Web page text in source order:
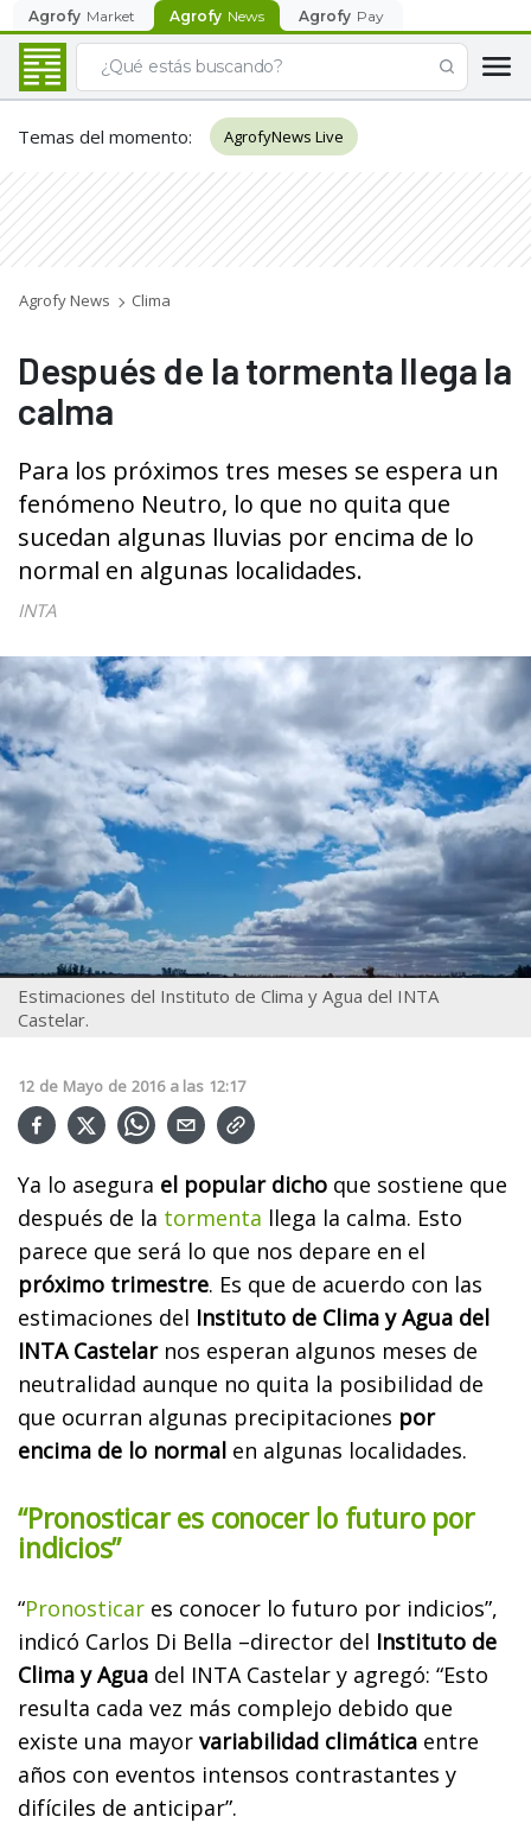
Agrofy Market Agrofy News Agrofy Pay
Temas del momento: AgrofyNews Live
Agrofy News Clima
Después de la tormenta llega la
calma
Para los próximos tres meses se espera un
fenómeno Neutro, lo que no quita que
sucedan algunas lluvias por encima de lo
normal en algunas localidades.
INTA
Estimaciones del Instituto de Clima y Agua del INTA
Castelar.
12 de Mayo de 2016 a las 12:17
Ya lo asegura el popular dicho que sostiene que
después de la tormenta llega la calma. Esto
parece que será lo que nos depare en el
próximo trimestre. Es que de acuerdo con las
estimaciones del Instituto de Clima y Agua del
INTA Castelarnos esperan algunos meses de
neutralidad aunque no quita la posibilidad de
que ocurran algunas precipitaciones por
encima de lo normal en algunas localidades.
“Pronosticar es conocer lo futuro por
indicios”
“Pronosticar es conocer lo futuro por indicios”,
indicó Carlos Di Bella –director del Instituto de
Clima y Agua del INTA Castelar y agregó: “Esto
resulta cada vez más complejo debido que
existe una mayor variabilidad climática entre
años con eventos intensos contrastantes y
difíciles de anticipar”.